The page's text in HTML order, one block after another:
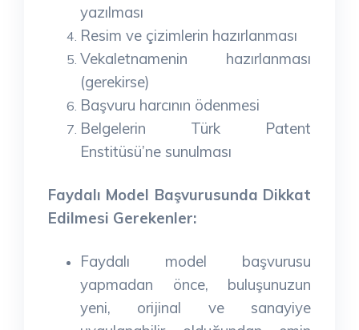
yazılması
Resim ve çizimlerin hazırlanması
Vekaletnamenin hazırlanması
(gerekirse)
Başvuru harcının ödenmesi
Belgelerin Türk Patent
Enstitüsü’ne sunulması
Faydalı Model Başvurusunda Dikkat
Edilmesi Gerekenler:
Faydalı model başvurusu
yapmadan önce, buluşunuzun
yeni, orijinal ve sanayiye